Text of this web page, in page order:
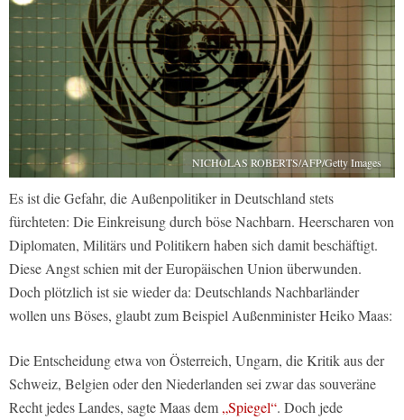
NICHOLAS ROBERTS/AFP/Getty Images
Es ist die Gefahr, die Außenpolitiker in Deutschland stets
fürchteten: Die Einkreisung durch böse Nachbarn. Heerscharen von
Diplomaten, Militärs und Politikern haben sich damit beschäftigt.
Diese Angst schien mit der Europäischen Union überwunden.
Doch plötzlich ist sie wieder da: Deutschlands Nachbarländer
wollen uns Böses, glaubt zum Beispiel Außenminister Heiko Maas:
Die Entscheidung etwa von Österreich, Ungarn, die Kritik aus der
Schweiz, Belgien oder den Niederlanden sei zwar das souveräne
Recht jedes Landes, sagte Maas dem „Spiegel“. Doch jede